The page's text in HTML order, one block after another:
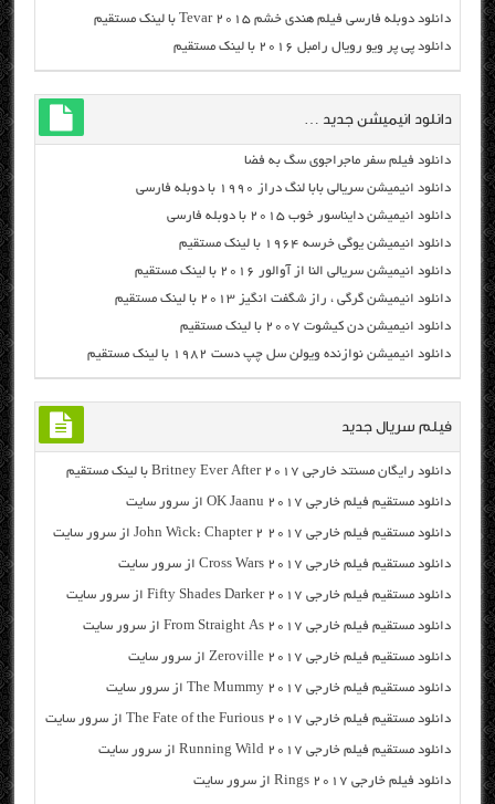
دانلود دوبله فارسی فیلم هندی خشم Tevar ۲۰۱۵ با لینک مستقیم
دانلود پی پر ویو رویال رامبل ۲۰۱۶ با لینک مستقیم
دانلود انیمیشن جدید …
دانلود فیلم سفر ماجراجوی سگ به فضا
دانلود انیمیشن سریالی بابا لنگ دراز ۱۹۹۰ با دوبله فارسی
دانلود انیمیشن دایناسور خوب ۲۰۱۵ با دوبله فارسی
دانلود انیمیشن یوگی خرسه ۱۹۶۴ با لینک مستقیم
دانلود انیمیشن سریالی النا از آوالور ۲۰۱۶ با لینک مستقیم
دانلود انیمیشن گرگی ، راز شگفت انگیز ۲۰۱۳ با لینک مستقیم
دانلود انیمیشن دن کیشوت ۲۰۰۷ با لینک مستقیم
دانلود انیمیشن نوازنده ویولن سل چپ دست ۱۹۸۲ با لینک مستقیم
فیلم سریال جدید
دانلود رایگان مسنتد خارجی Britney Ever After 2017 با لینک مستقیم
دانلود مستقیم فیلم خارجی OK Jaanu 2017 از سرور سایت
دانلود مستقیم فیلم خارجی John Wick: Chapter 2 2017 از سرور سایت
دانلود مستقیم فیلم خارجی Cross Wars 2017 از سرور سایت
دانلود مستقیم فیلم خارجی Fifty Shades Darker 2017 از سرور سایت
دانلود مستقیم فیلم خارجی From Straight As 2017 از سرور سایت
دانلود مستقیم فیلم خارجی Zeroville 2017 از سرور سایت
دانلود مستقیم فیلم خارجی The Mummy 2017 از سرور سایت
دانلود مستقیم فیلم خارجی The Fate of the Furious 2017 از سرور سایت
دانلود مستقیم فیلم خارجی Running Wild 2017 از سرور سایت
دانلود فیلم خارجی Rings 2017 از سرور سایت